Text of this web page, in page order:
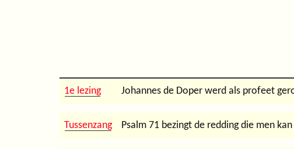
1e lezing Johannes de Doper werd als profeet
Tussenzang Psalm 71 bezingt de redding die men